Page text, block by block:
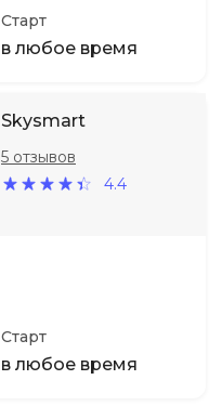
Старт
в любое время
Skysmart
4.4
5 отзывов
Старт
в любое время